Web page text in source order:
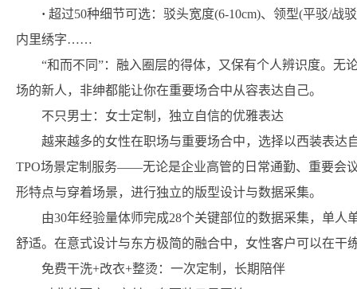
· 超过50种细节可选：驳头宽度(6-10cm)、领型(平驳/战
内里绣字……
“和而不同”：融入圈层的得体，又保有个人辨识度。无
场的新人，非绅都能让你在重要场合中从容表达自己。
不只男士：女士定制，独立自信的优雅表达
越来越多的女性在职场与重要场合中，选择以西装表达
TPO场景定制服务——无论是企业高管的日常通勤、重要会
形特点与穿着场景，进行独立的版型设计与数据采集。
由30年经验量体师完成28个关键部位的数据采集，单
舒适。在意式设计与东方极简的融合中，女性客户可以在干
免费干洗+改衣+整烫：一次定制，长期陪伴